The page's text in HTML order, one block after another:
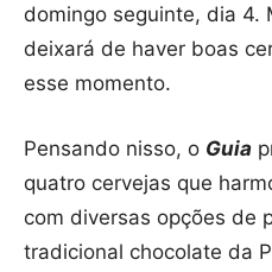
domingo seguinte, dia 4.
deixará de haver boas
esse momento.
Pensando nisso, o Guia
quatro cervejas que
com diversas opções de
tradicional chocolate da